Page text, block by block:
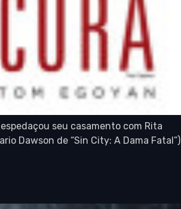
seu casamento com Rita
Dawson de “Sin City: A Dama Fatal”)